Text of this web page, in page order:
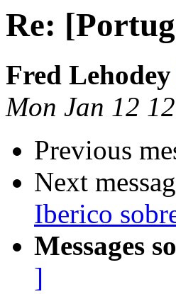
Re:
Fred Lehodey
Mon Jan 12
Previous
Next
Iberico
Messages
]